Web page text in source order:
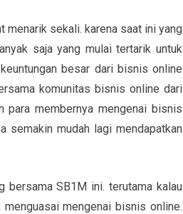
menarik sekali. karena saat ini yang
saja yang mulai tertarik untuk
besar dari bisnis online
komunitas bisnis online dari
para membernya mengenai bisnis
semakin mudah lagi mendapatkan
bersama SB1M ini. terutama kalau
mengenai bisnis online.